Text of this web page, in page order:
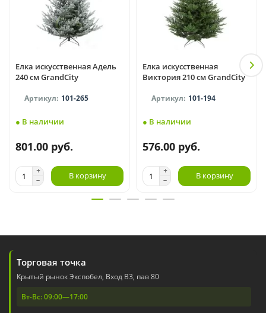
Елка искусственная Адель
240 см GrandCity
101-265
● В наличии
801.00 руб.
В корзину
Елка искусственная
Виктория 210 см GrandCity
101-194
● В наличии
576.00 руб.
В корзину
Торговая точка
Крытый рынок Экспобел, Вход В3, пав 80
Вт-Вс: 09:00—17:00